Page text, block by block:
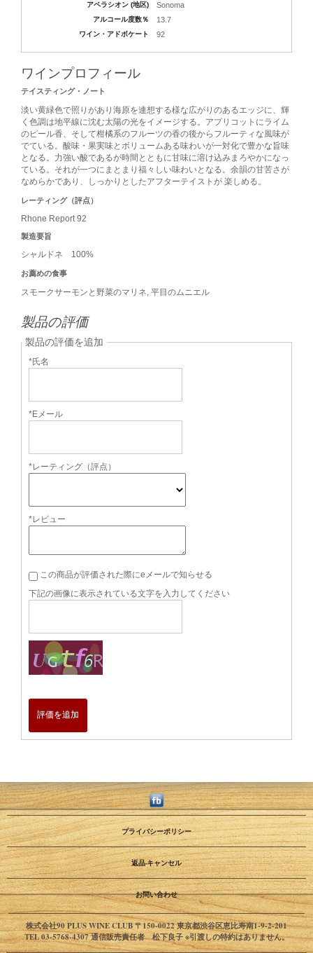
アペラシオン (地区) Sonoma
アルコール度数％ 13.7
ワイン・アドボケート 92
ワインプロフィール
テイスティング・ノート
淡い黄緑色で照りがあり海原を連想する様な広がりのあるエッジに、輝
く色調は地平線に沈む太陽の光をイメージする。アプリコットにライム
のピール香、そして柑橘系のフルーツの香の後からフルーティな風味が
でている。酸味・果実味とボリュームある味わいが一対化で豊かな旨味
となる。力強い酸であるが時間とともに甘味に溶け込みまろやかになっ
ている。それが一つにまとまり福々しい味わいとなる。余韻の甘苦さが
なめらかであり、しっかりとしたアフターテイストが 楽しめる。
レーティング（評点）
Rhone Report 92
製造要旨
シャルドネ 100%
お薦めの食事
スモークサーモンと野菜のマリネ, 平目のムニエル
製品の評価
製品の評価を追加
*氏名
*Eメール
*レーティング（評点）
*レビュー
この商品が評価された際にeメールで知らせる
下記の画像に表示されている文字を入力してください
評価を追加
プライバシーポリシー
返品·キャンセル
お問い合わせ
株式会社90 PLUS WINE CLUB 〒150-0022 東京都渋谷区恵比寿南1-9-2-201
TEL 03-5768-4307 通信販売責任者 松下良子 ※引渡しの特約はありません。